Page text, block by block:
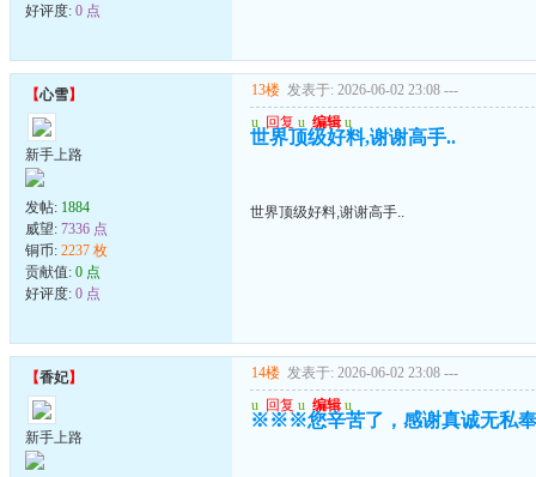
好评度: 0 点
【心雪】
新手上路
发帖: 1884
威望: 7336 点
铜币: 2237 枚
贡献值: 0 点
好评度: 0 点
13楼 发表于: 2026-06-02 23:08 ---
u 回复 u 编辑 u
世界顶级好料,谢谢高手..
世界顶级好料,谢谢高手..
【香妃】
新手上路
14楼 发表于: 2026-06-02 23:08 ---
u 回复 u 编辑 u
※※※您辛苦了，感谢真诚无